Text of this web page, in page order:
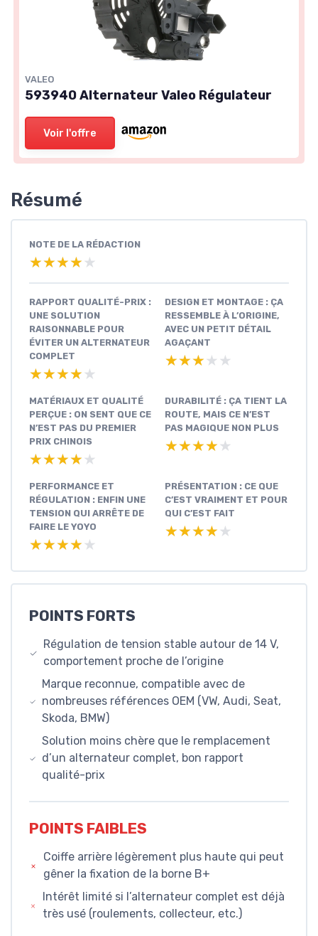
VALEO
593940 Alternateur Valeo Régulateur
Voir l'offre
Résumé
NOTE DE LA RÉDACTION
★★★★★
★★★★★
RAPPORT QUALITÉ-PRIX :
UNE SOLUTION
RAISONNABLE POUR
ÉVITER UN ALTERNATEUR
COMPLET
★★★★★
★★★★★
DESIGN ET MONTAGE : ÇA
RESSEMBLE À L’ORIGINE,
AVEC UN PETIT DÉTAIL
AGAÇANT
★★★★★
★★★★★
MATÉRIAUX ET QUALITÉ
PERÇUE : ON SENT QUE CE
N’EST PAS DU PREMIER
PRIX CHINOIS
★★★★★
★★★★★
DURABILITÉ : ÇA TIENT LA
ROUTE, MAIS CE N’EST
PAS MAGIQUE NON PLUS
★★★★★
★★★★★
PERFORMANCE ET
RÉGULATION : ENFIN UNE
TENSION QUI ARRÊTE DE
FAIRE LE YOYO
★★★★★
★★★★★
PRÉSENTATION : CE QUE
C’EST VRAIMENT ET POUR
QUI C’EST FAIT
★★★★★
★★★★★
POINTS FORTS
Régulation de tension stable autour de 14 V,
comportement proche de l’origine
Marque reconnue, compatible avec de
nombreuses références OEM (VW, Audi, Seat,
Skoda, BMW)
Solution moins chère que le remplacement
d’un alternateur complet, bon rapport
qualité-prix
POINTS FAIBLES
Coiffe arrière légèrement plus haute qui peut
gêner la fixation de la borne B+
Intérêt limité si l’alternateur complet est déjà
très usé (roulements, collecteur, etc.)